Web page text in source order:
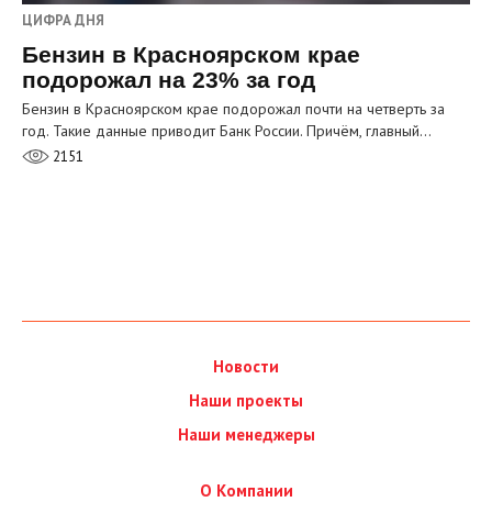
ЦИФРА ДНЯ
Бензин в Красноярском крае
подорожал на 23% за год
Бензин в Красноярском крае подорожал почти на четверть за
год. Такие данные приводит Банк России. Причём, главный…
2151
Новости
Наши проекты
Наши менеджеры
О Компании